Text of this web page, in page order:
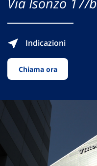
Indicazioni
Chiama ora